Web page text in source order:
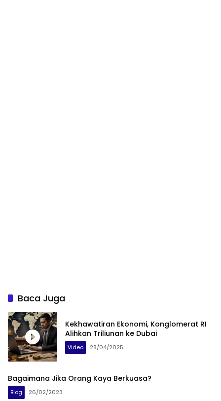
Baca Juga
Kekhawatiran Ekonomi, Konglomerat RI
Alihkan Triliunan ke Dubai
Video 28/04/2025
Bagaimana Jika Orang Kaya Berkuasa?
Blog 26/02/2023